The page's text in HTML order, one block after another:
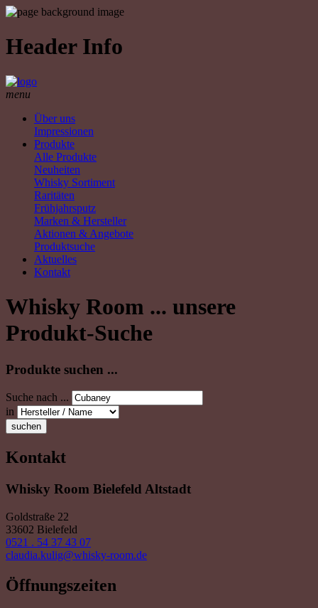
Header Info
menu
Über uns
Impressionen
Produkte
Alle Produkte
Neuheiten
Whisky Sortiment
Raritäten
Frühjahrsputz
Marken & Hersteller
Aktionen & Angebote
Produktsuche
Aktuelles
Kontakt
Whisky Room ... unsere
Produkt-Suche
Produkte suchen ...
Suche nach ...
in
suchen
Kontakt
Whisky Room Bielefeld Altstadt
Goldstraße 22
33602 Bielefeld
0521 . 54 37 43 07
claudia.kulig@whisky-room.de
Öffnungszeiten